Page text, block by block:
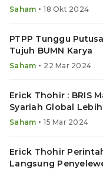
Sepekan Terakhir
Saham • 18 Okt 2024
PTPP Tunggu
Tujuh BUMN Karya
Saham • 22 Mar 2024
Erick Thohir : BRIS
Syariah Global
Saham • 15 Mar 2024
Erick Thohir
Langsung